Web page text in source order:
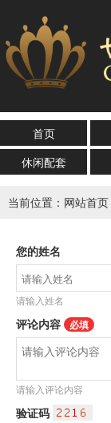
首页
休闲配套
当前位置： 网站首页
您的姓名
请输入姓名
评论内容 必填
请输入评论内容
验证码